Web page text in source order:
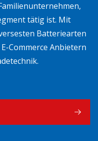
tätig ist. Mit
Batteriearten
Commerce Anbietern